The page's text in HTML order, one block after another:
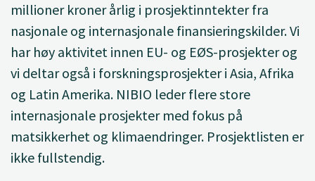
millioner kroner årlig i prosjektinntekter fra
nasjonale og internasjonale finansieringskilder. Vi
har høy aktivitet innen EU- og EØS-prosjekter og
vi deltar også i forskningsprosjekter i Asia, Afrika
og Latin Amerika. NIBIO leder flere store
internasjonale prosjekter med fokus på
matsikkerhet og klimaendringer. Prosjektlisten er
ikke fullstendig.